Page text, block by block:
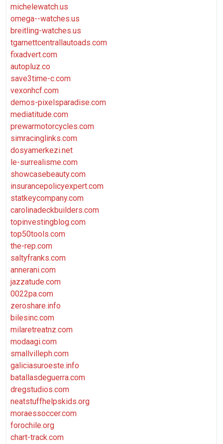
michelewatch.us
omega--watches.us
breitling-watches.us
tgarnettcentrallautoads.com
fixadvert.com
autopluz.co
save3time-c.com
vexonhcf.com
demos-pixelsparadise.com
mediatitude.com
prewarmotorcycles.com
simracinglinks.com
dosyamerkezi.net
le-surrealisme.com
showcasebeauty.com
insurancepolicyexpert.com
statkeycompany.com
carolinadeckbuilders.com
topinvestingblog.com
top50tools.com
the-rep.com
saltyfranks.com
annerani.com
jazzatude.com
0022pa.com
zeroshare.info
bilesinc.com
milaretreatnz.com
modaagi.com
smallvilleph.com
galiciasuroeste.info
batallasdeguerra.com
dregstudios.com
neatstuffhelpskids.org
moraessoccer.com
forochile.org
chart-track.com